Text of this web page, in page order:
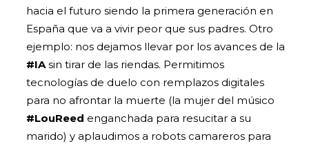
hacia el futuro siendo la primera generación en
España que va a vivir peor que sus padres. Otro
ejemplo: nos dejamos llevar por los avances de la
#IAsin tirar de las riendas. Permitimos
tecnologías de duelo con remplazos digitales
para no afrontar la muerte (la mujer del músico
#LouReed enganchada para resucitar a su
marido) y aplaudimos a robots camareros para